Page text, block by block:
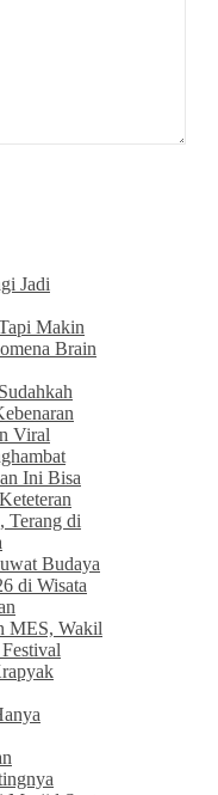
Jadi
Makin
Brain
Viral
Ini Bisa
Terang di
Budaya
di Wisata
MES, Wakil